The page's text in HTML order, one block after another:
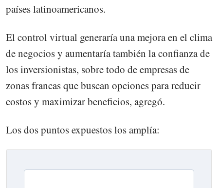
países latinoamericanos.
El control virtual generaría una mejora en el clima
de negocios y aumentaría también la confianza de
los inversionistas, sobre todo de empresas de
zonas francas que buscan opciones para reducir
costos y maximizar beneficios, agregó.
Los dos puntos expuestos los amplía: